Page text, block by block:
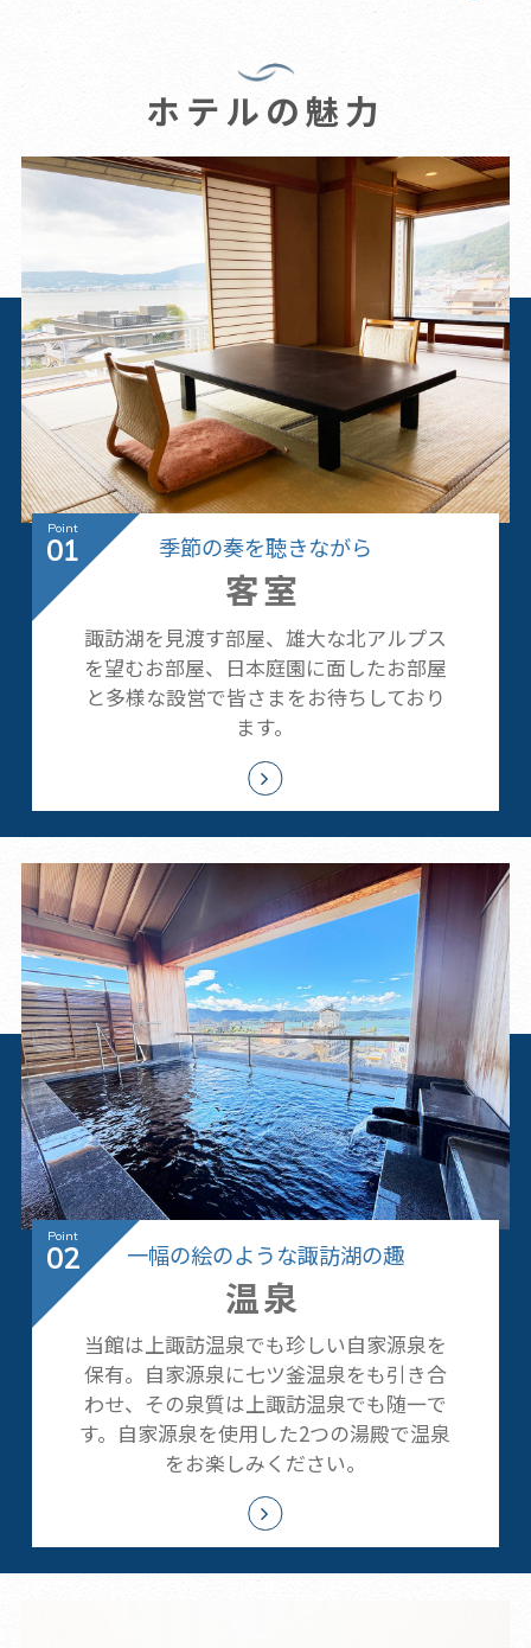
ホテルの魅力
01 季節の奏を聴きながら
客室
諏訪湖を見渡す部屋、雄大な北アルプス
を望むお部屋、日本庭園に面したお部屋
と多様な設営で皆さまをお待ちしており
ます。
02 一幅の絵のような諏訪湖の趣
温泉
当館は上諏訪温泉でも珍しい自家源泉を
保有。自家源泉に七ツ釜温泉をも引き合
わせ、その泉質は上諏訪温泉でも随一で
す。自家源泉を使用した2つの湯殿で温泉
をお楽しみください。